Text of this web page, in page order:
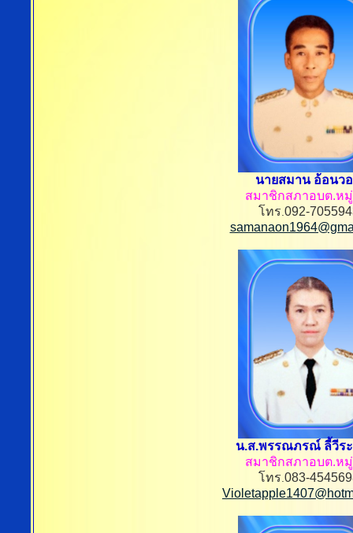
นายสมาน อ้อนว
สมาชิกสภาอบต.ห
โทร 092-
น.ส.พรรณภรณ์ ลี้วีร
สมาชิกสภาอบต.ห
โทร 083-